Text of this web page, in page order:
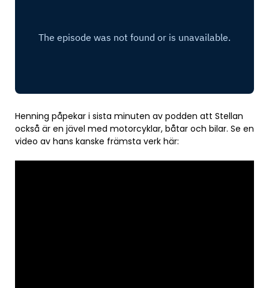
Henning påpekar i sista minuten av podden att Stellan
också är en jävel med motorcyklar, båtar och bilar. Se en
video av hans kanske främsta verk här: